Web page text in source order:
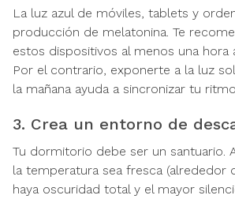
La luz azul de móviles, tablets y
producción de melatonina. Te
estos dispositivos al menos una hora
Por el contrario, exponerte a la luz
la mañana ayuda a sincronizar tu
3. Crea un entorno de
Tu dormitorio debe ser un santuario.
la temperatura sea fresca (alrededor
haya oscuridad total y el mayor